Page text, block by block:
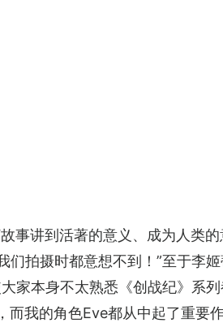
事讲到活著的意义、成为人类
拍摄时都意想不到！”至于李
家本身不太熟悉《创战纪》系
我的角色Eve都从中起了重要